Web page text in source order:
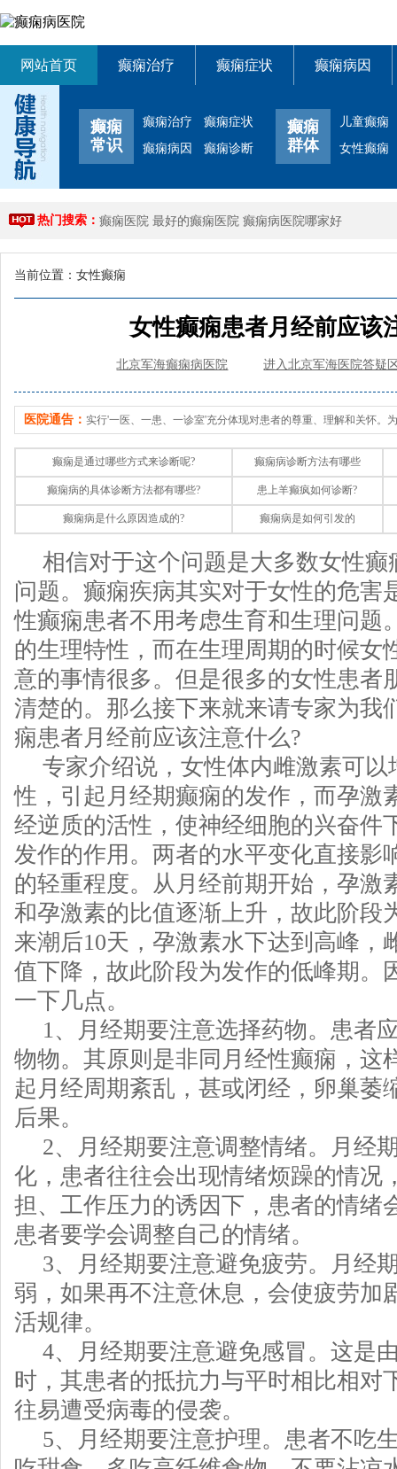
网站首页 癫痫治疗 癫痫症状 癫痫病因
癫痫
常识
癫痫治疗
癫痫症状
癫痫病因
癫痫诊断
癫痫
群体
儿童癫痫
女性癫痫
热门搜索： 癫痫医院 最好的癫痫医院 癫痫病医院哪家好
当前位置： 女性癫痫
女性癫痫患者月经前应该
北京军海癫痫病医院 进入北京军海医院答疑
医院通告： 实行'一医、一患、一诊室'充分体现对患者的尊重、理解和关怀。
癫痫是通过哪些方式来诊断呢? 癫痫病诊断方法有哪些
癫痫病的具体诊断方法都有哪些? 患上羊癫疯如何诊断?
癫痫病是什么原因造成的? 癫痫病是如何引发的
相信对于这个问题是大多数女性
问题。癫痫疾病其实对于女性的危害
性癫痫患者不用考虑生育和生理问题
的生理特性，而在生理周期的时候女
意的事情很多。但是很多的女性患者
清楚的。那么接下来就来请专家为我
痫患者月经前应该注意什么?
专家介绍说，女性体内雌激素可
性，引起月经期癫痫的发作，而孕激
经逆质的活性，使神经细胞的兴奋件
发作的作用。两者的水平变化直接影
的轻重程度。从月经前期开始，孕激
和孕激素的比值逐渐上升，故此阶段
来潮后10天，孕激素水下达到高峰，
值下降，故此阶段为发作的低峰期。
一下几点。
1、月经期要注意选择药物。患者
物物。其原则是非同月经性癫痫，这
起月经周期紊乱，甚或闭经，卵巢萎
后果。
2、月经期要注意调整情绪。月经
化，患者往往会出现情绪烦躁的情况
担、工作压力的诱因下，患者的情绪
患者要学会调整自己的情绪。
3、月经期要注意避免疲劳。月经
弱，如果再不注意休息，会使疲劳加
活规律。
4、月经期要注意避免感冒。这是
时，其患者的抵抗力与平时相比相对
往易遭受病毒的侵袭。
5、月经期要注意护理。患者不吃